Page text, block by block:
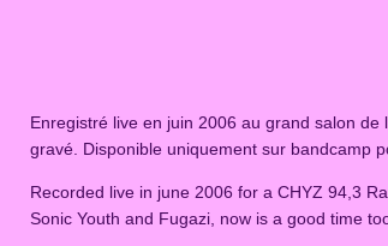
Enregistré live en juin 2006 au grand salon de
gravé. Disponible uniquement sur bandcamp
Recorded live in june 2006 for a CHYZ 94,3
Sonic Youth and Fugazi, now is a good time